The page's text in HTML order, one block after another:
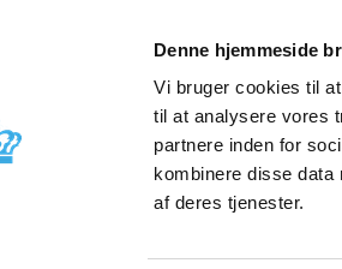
Denne hjemmeside
Vi bruger cookies til
til at analysere vores
partnere inden for
kombinere disse data
af deres tjenester.
Godkendelse og